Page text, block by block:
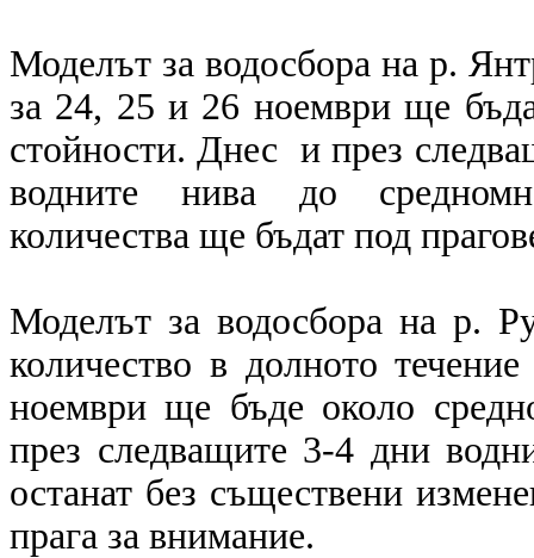
Моделът за водосбора на р.
за 24, 25 и 26 ноември ще
стойности. Днес и през
водните нива до
количества ще бъдат под
Моделът за водосбора на р.
количество в долното
ноември ще бъде около
през следващите 3-4 дни
останат без съществени
прага за внимание.